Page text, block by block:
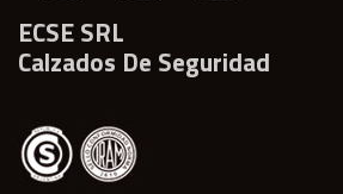
ECSE SRL
Calzados De Seguridad